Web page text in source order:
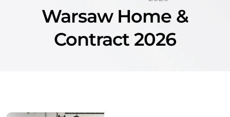
Warsaw Home &
Contract 2026